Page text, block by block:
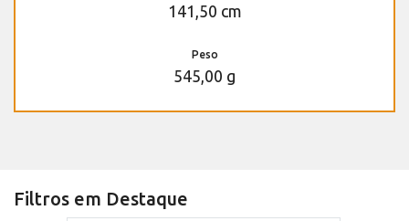
141,50 cm
Peso
545,00 g
Filtros em Destaque